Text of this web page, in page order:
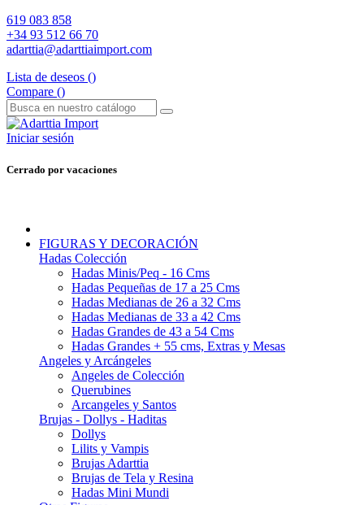
619 083 858
+34 93 512 66 70
adarttia@adarttiaimport.com
Lista de deseos ()
Compare ()
Iniciar sesión
Cerrado por vacaciones
FIGURAS Y DECORACIÓN
Hadas Colección
Hadas Minis/Peq - 16 Cms
Hadas Pequeñas de 17 a 25 Cms
Hadas Medianas de 26 a 32 Cms
Hadas Medianas de 33 a 42 Cms
Hadas Grandes de 43 a 54 Cms
Hadas Grandes + 55 cms, Extras y Mesas
Angeles y Arcángeles
Angeles de Colección
Querubines
Arcangeles y Santos
Brujas - Dollys - Haditas
Dollys
Lilits y Vampis
Brujas Adarttia
Brujas de Tela y Resina
Hadas Mini Mundi